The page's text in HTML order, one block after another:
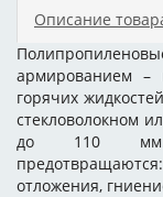
Описание
армированием –
горячих
стекловолокном
до 110 мм.
отложения,